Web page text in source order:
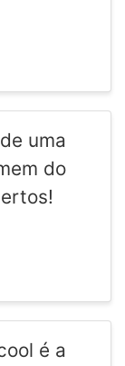
uma
do
é a